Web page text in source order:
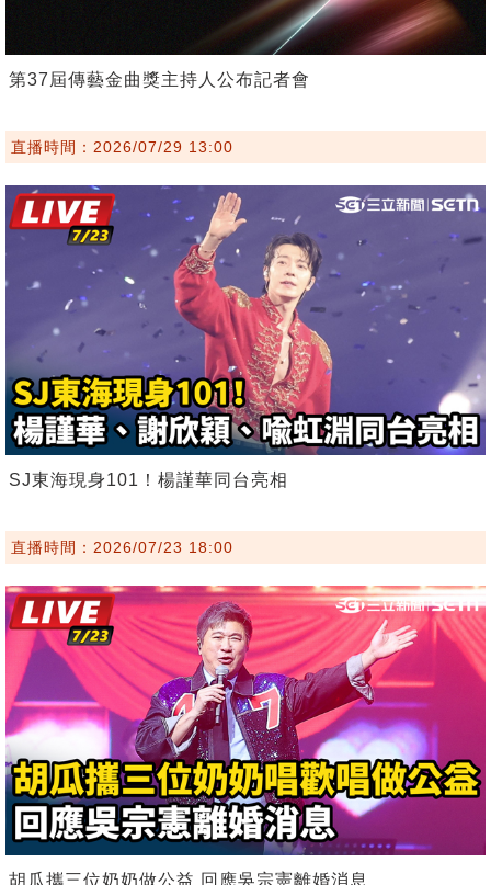
第37屆傳藝金曲獎主持人公布記者會
直播時間：2026/07/29 13:00
SJ東海現身101！楊謹華同台亮相
直播時間：2026/07/23 18:00
胡瓜攜三位奶奶做公益 回應吳宗憲離婚消息